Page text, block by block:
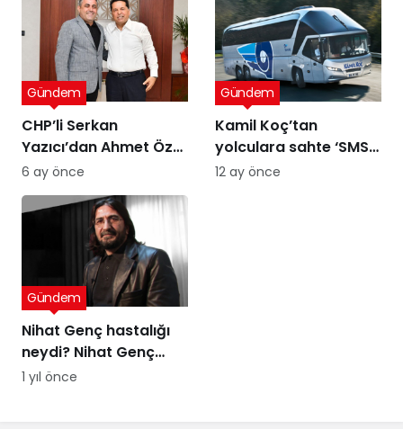
CHP’li Serkan
Yazıcı’dan Ahmet Özer
kararına tepki: Bu bir
yargı değil, sandığı
tanımayan düzenin
Gündem
6 ay önce
Kamil Koç’tan
yolculara sahte ‘SMS’
uyarısı
Gündem
12 ay önce
Nihat Genç hastalığı
neydi? Nihat Genç
cenaze töreni ne
Gündem
1 yıl önce